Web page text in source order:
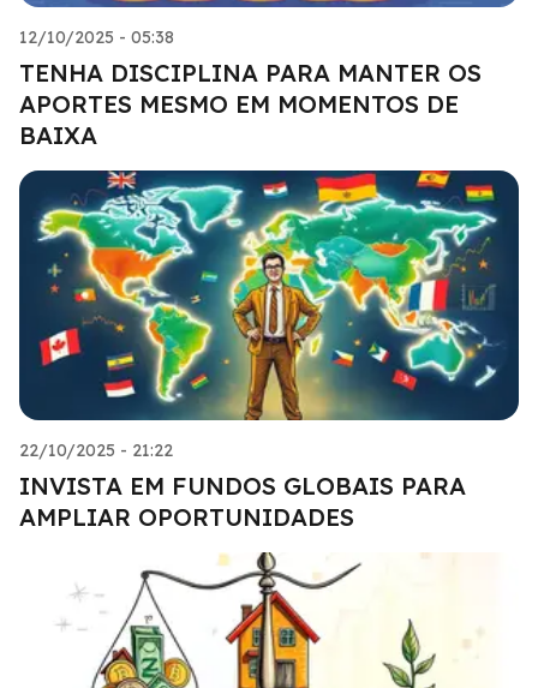
12/10/2025 - 05:38
TENHA DISCIPLINA PARA MANTER OS
APORTES MESMO EM MOMENTOS DE
BAIXA
22/10/2025 - 21:22
INVISTA EM FUNDOS GLOBAIS PARA
AMPLIAR OPORTUNIDADES